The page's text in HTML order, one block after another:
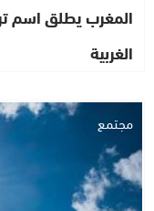
المغرب يطلق اسم
الغربية
مجتمع